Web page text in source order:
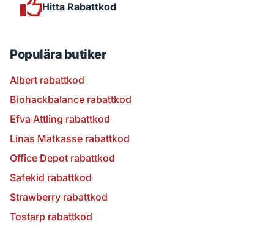
Hitta Rabattkod
Populära butiker
Albert rabattkod
Biohackbalance rabattkod
Efva Attling rabattkod
Linas Matkasse rabattkod
Office Depot rabattkod
Safekid rabattkod
Strawberry rabattkod
Tostarp rabattkod